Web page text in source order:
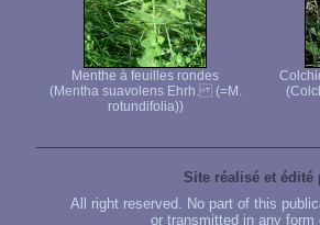
Menthe à feuilles rondes
(Mentha suavolens Ehrh. (=M.
rotundifolia))
Site réalisé et édité
All right reserved. No part of this
or transmitted in any